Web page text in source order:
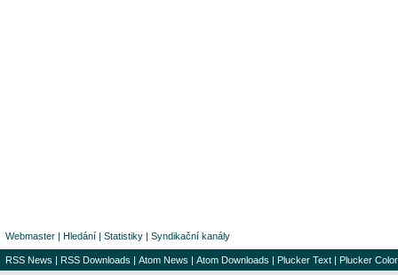
Webmaster | Hledání | Statistiky | Syndikační kanály
RSS News | RSS Downloads | Atom News | Atom Downloads | Plucker Text | Plucker Color